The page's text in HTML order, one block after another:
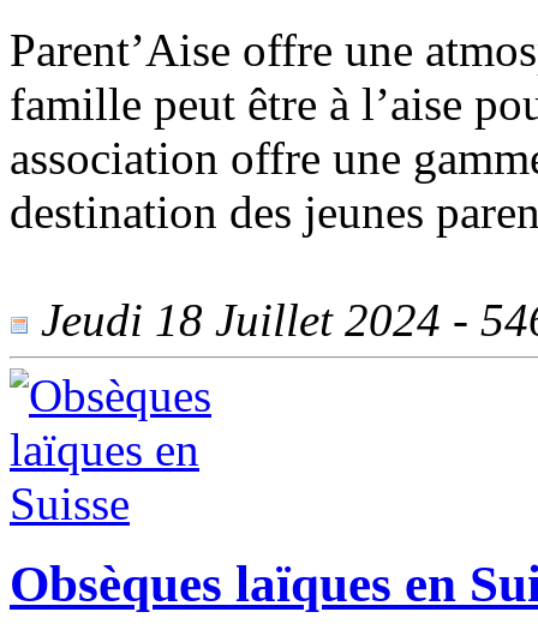
Parent’Aise offre une
famille peut être à l’aise
association offre une
destination des jeunes
Jeudi 18 Juillet 2024 -
Obsèques laïques en